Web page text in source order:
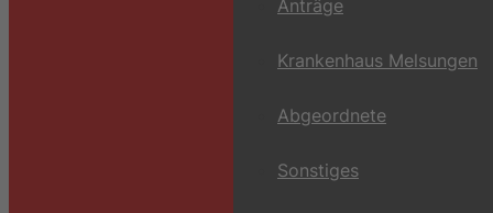
Anträge
Krankenhaus Melsungen
Abgeordnete
Sonstiges